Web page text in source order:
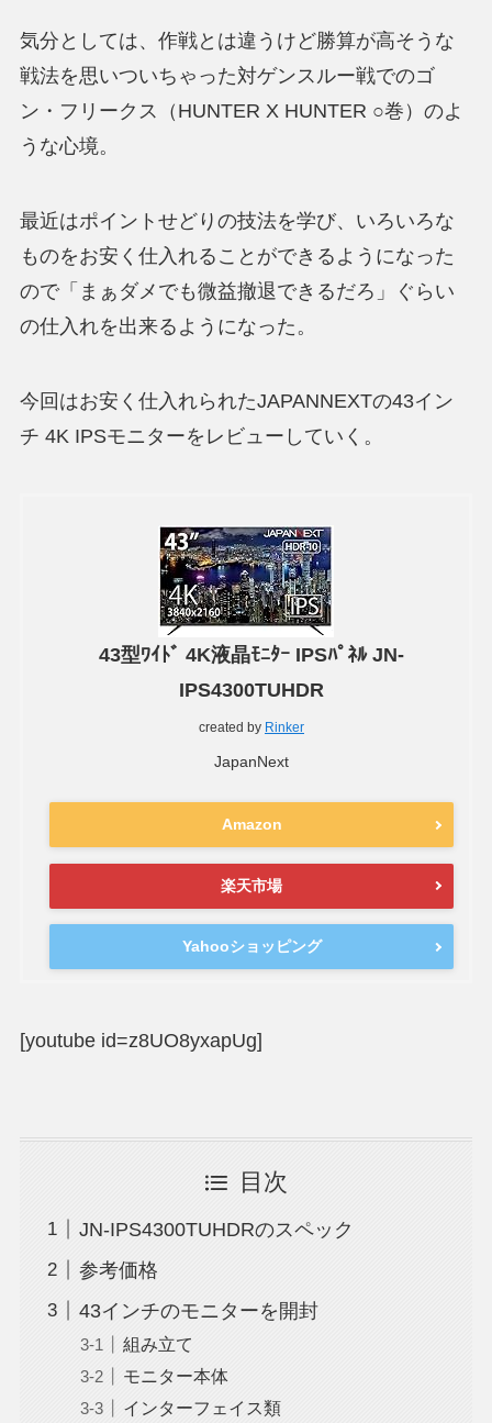
気分としては、作戦とは違うけど勝算が高そうな
戦法を思いついちゃった対ゲンスルー戦でのゴ
ン・フリークス（HUNTER X HUNTER ○巻）のよ
うな心境。
最近はポイントせどりの技法を学び、いろいろな
ものをお安く仕入れることができるようになった
ので「まぁダメでも微益撤退できるだろ」ぐらい
の仕入れを出来るようになった。
今回はお安く仕入れられたJAPANNEXTの43イン
チ 4K IPSモニターをレビューしていく。
43型ﾜｲﾄﾞ 4K液晶ﾓﾆﾀｰ IPSﾊﾟﾈﾙ JN-
IPS4300TUHDR
created by Rinker
JapanNext
Amazon
楽天市場
Yahooショッピング
[youtube id=z8UO8yxapUg]
目次
JN-IPS4300TUHDRのスペック
参考価格
43インチのモニターを開封
組み立て
モニター本体
インターフェイス類